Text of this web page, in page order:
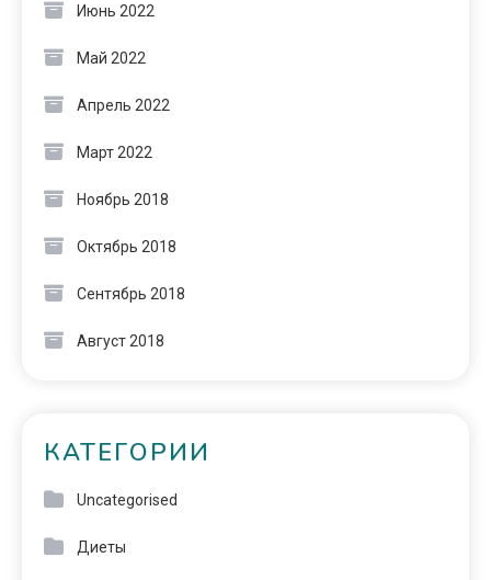
Июнь 2022
Май 2022
Апрель 2022
Март 2022
Ноябрь 2018
Октябрь 2018
Сентябрь 2018
Август 2018
КАТЕГОРИИ
Uncategorised
Диеты